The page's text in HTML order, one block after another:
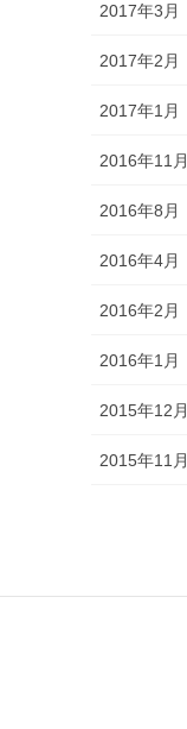
2017年3月
2017年2月
2017年1月
2016年11月
2016年8月
2016年4月
2016年2月
2016年1月
2015年12月
2015年11月